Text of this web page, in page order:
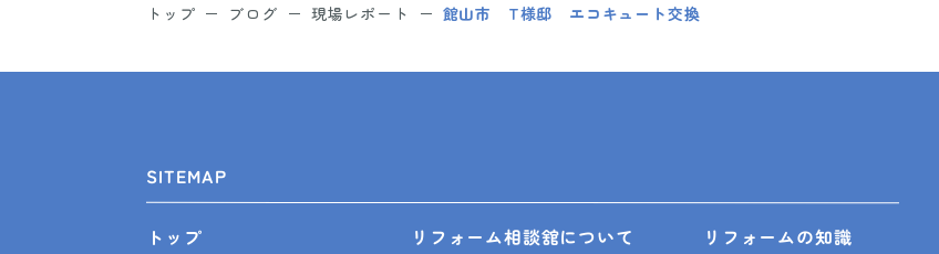
トップ ブログ 現場レポート 館山市 T様邸 エコキュート交換
SITEMAP
トップ リフォーム相談舘について リフォームの知識